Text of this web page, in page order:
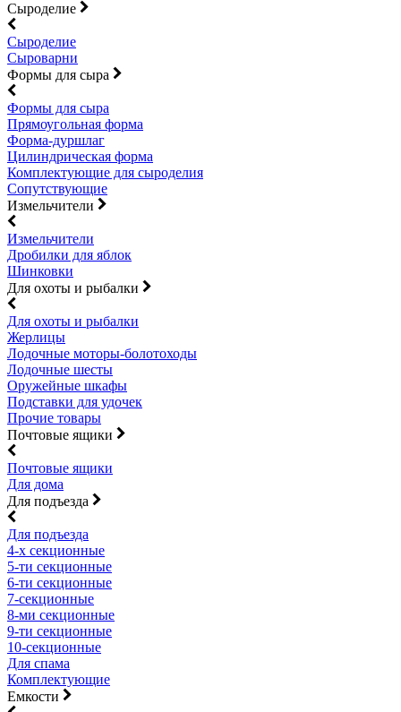
Сыроделие
Сыроделие
Сыроварни
Формы для сыра
Формы для сыра
Прямоугольная форма
Форма-дуршлаг
Цилиндрическая форма
Комплектующие для сыроделия
Сопутствующие
Измельчители
Измельчители
Дробилки для яблок
Шинковки
Для охоты и рыбалки
Для охоты и рыбалки
Жерлицы
Лодочные моторы-болотоходы
Лодочные шесты
Оружейные шкафы
Подставки для удочек
Прочие товары
Почтовые ящики
Почтовые ящики
Для дома
Для подъезда
Для подъезда
4-х секционные
5-ти секционные
6-ти секционные
7-секционные
8-ми секционные
9-ти секционные
10-секционные
Для спама
Комплектующие
Емкости